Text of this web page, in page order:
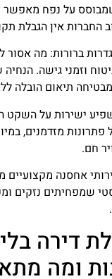
על נפח מאפשר
החברות אין הגבלת
ברורות: מה אסור
וזמני גישה.
ישירות על השקט
פתרונות מזדמנים,
חם.
אחסנה מקצועיים
שמפחיתים נזקים
דירה
ומה